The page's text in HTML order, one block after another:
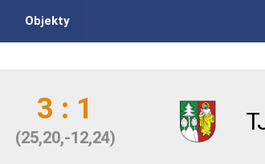
Objekty
3 : 1
(25,20,-12,24)